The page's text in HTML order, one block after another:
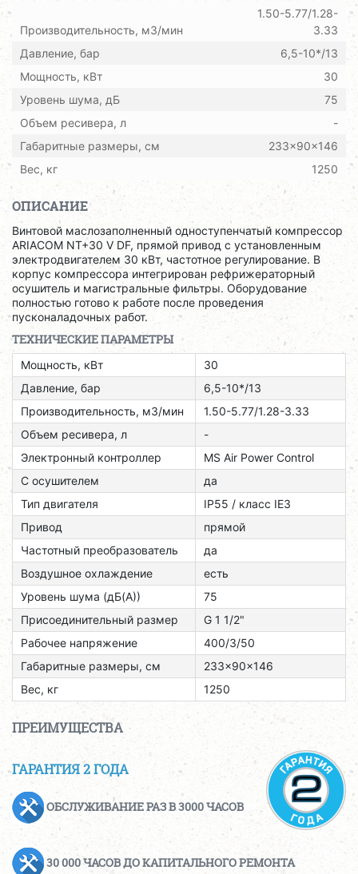
Производительность, м3/мин
1.50-5.77/1.28-
3.33
Давление, бар
6,5-10*/13
Мощность, кВт
30
Уровень шума, дБ
75
Объем ресивера, л
-
Габаритные размеры, см
233x90x146
Вес, кг
1250
ОПИСАНИЕ
Винтовой маслозаполненный одноступенчатый компрессор
ARIACOM NT+30 V DF, прямой привод с установленным
электродвигателем 30 кВт, частотное регулирование. В
корпус компрессора интегрирован рефрижераторный
осушитель и магистральные фильтры. Оборудование
полностью готово к работе после проведения
пусконаладочных работ.
ТЕХНИЧЕСКИЕ ПАРАМЕТРЫ
Мощность, кВт
30
Давление, бар
6,5-10*/13
Производительность, м3/мин
1.50-5.77/1.28-3.33
Объем ресивера, л
-
Электронный контроллер
MS Air Power Control
С осушителем
да
Тип двигателя
ІР55 / класс ІЕЗ
Привод
прямой
Частотный преобразователь
да
Воздушное охлаждение
есть
Уровень шума (дБ(А))
75
Присоединительный размер
G 1 1/2"
Рабочее напряжение
400/3/50
Габаритные размеры, см
233x90x146
Вес, кг
1250
ПРЕИМУЩЕСТВА
ГАРАНТИЯ 2 ГОДА
ОБСЛУЖИВАНИЕ РАЗ В 3000 ЧАСОВ
30 000 ЧАСОВ ДО КАПИТАЛЬНОГО РЕМОНТА